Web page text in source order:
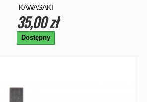
KAWASAKI
35,00 zł
Dostępny